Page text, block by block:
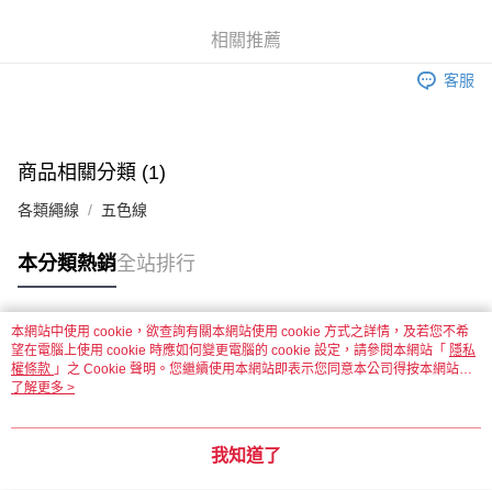
每筆NT$60，滿NT$1,500(含以上)免運費
付款後全家取貨
每筆NT$60，滿NT$1,500(含以上)免運費
付款後7-11取貨
每筆NT$60，滿NT$1,500(含以上)免運費
每筆NT$130，滿NT$2,000(含以上)免運費
相關推薦
客服
商品相關分類 (1)
各類繩線 五色線
本分類熱銷全站排行
熱門標籤
本網站中使用 cookie，欲查詢有關本網站使用 cookie 方式之詳情，及若您不希
望在電腦上使用 cookie 時應如何變更電腦的 cookie 設定，請參閱本網站「 隱私
權條款 」之 Cookie 聲明。您繼續使用本網站即表示您同意本公司得按本網站使
用條款之 Cookie 聲明使用 cookie。
了解更多 >
我知道了